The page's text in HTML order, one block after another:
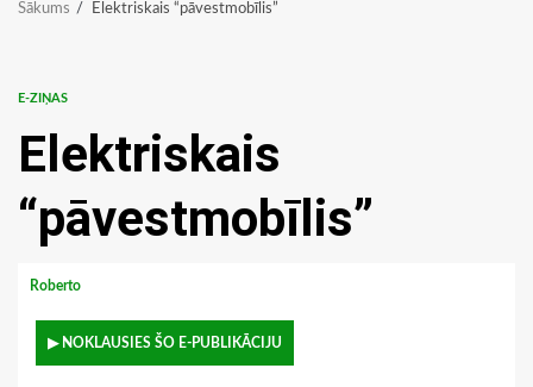
Sākums Elektriskais “pāvestmobīlis”
E-ZIŅAS
Elektriskais
“pāvestmobīlis”
Roberto
▶ NOKLAUSIES ŠO E-PUBLIKĀCIJU